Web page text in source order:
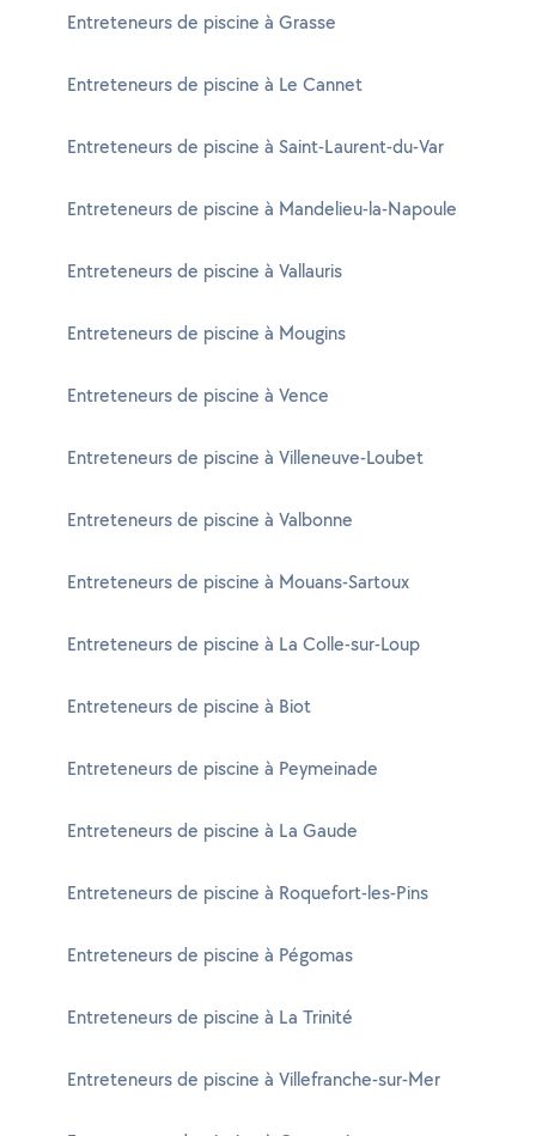
Entreteneurs de piscine à Grasse
Entreteneurs de piscine à Le Cannet
Entreteneurs de piscine à Saint-Laurent-du-Var
Entreteneurs de piscine à Mandelieu-la-Napoule
Entreteneurs de piscine à Vallauris
Entreteneurs de piscine à Mougins
Entreteneurs de piscine à Vence
Entreteneurs de piscine à Villeneuve-Loubet
Entreteneurs de piscine à Valbonne
Entreteneurs de piscine à Mouans-Sartoux
Entreteneurs de piscine à La Colle-sur-Loup
Entreteneurs de piscine à Biot
Entreteneurs de piscine à Peymeinade
Entreteneurs de piscine à La Gaude
Entreteneurs de piscine à Roquefort-les-Pins
Entreteneurs de piscine à Pégomas
Entreteneurs de piscine à La Trinité
Entreteneurs de piscine à Villefranche-sur-Mer